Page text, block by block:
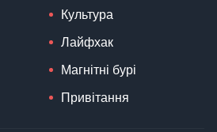
Культура
Лайфхак
Магнітні бурі
Привітання